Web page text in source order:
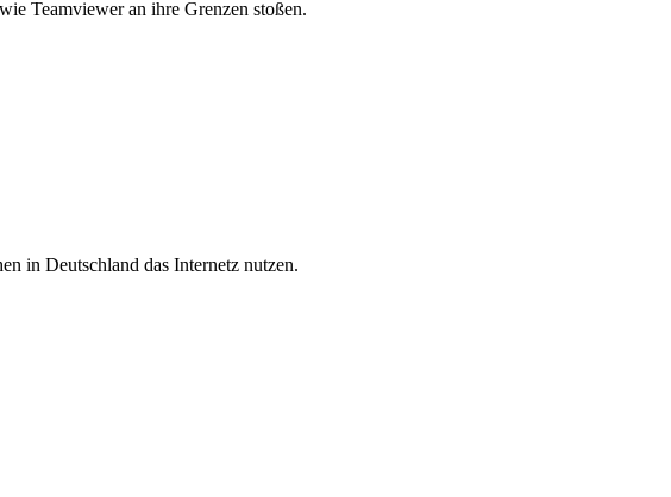
Teamviewer an ihre Grenzen stoßen.
in Deutschland das Internetz nutzen.